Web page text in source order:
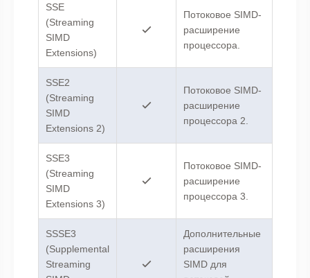
SSE
(Streaming
SIMD
Extensions)
Потоковое SIMD-
расширение
процессора.
SSE2
(Streaming
SIMD
Extensions 2)
Потоковое SIMD-
расширение
процессора 2.
SSE3
(Streaming
SIMD
Extensions 3)
Потоковое SIMD-
расширение
процессора 3.
SSSE3
(Supplemental
Streaming
Дополнительные
расширения
SIMD для